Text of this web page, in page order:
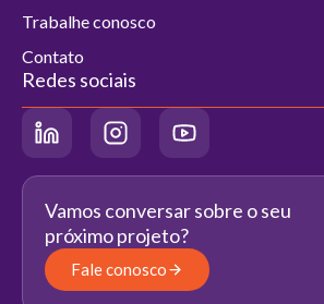
Trabalhe conosco
Contato
Redes sociais
Vamos conversar sobre o seu
próximo projeto?
Fale conosco